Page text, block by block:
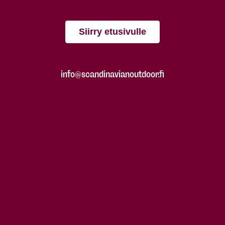
Siirry etusivulle
info@scandinavianoutdoor.fi